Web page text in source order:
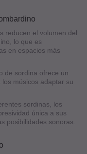
reducen el volumen del
lo que es
en espacios más
de sordina ofrece un
músicos adaptar su
sordinas, los
única a sus
posibilidades sonoras.